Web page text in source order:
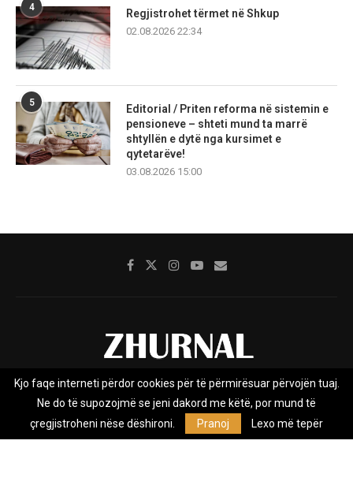
4
Regjistrohet tërmet në Shkup
02.08.2026 22:34
5
Editorial / Priten reforma në sistemin e
pensioneve – shteti mund ta marrë
shtyllën e dytë nga kursimet e
qytetarëve!
03.08.2026 15:00
Rreth nesh Impresumi Marketing
Privacy Policy
Zhurnal.mk është Agjenci e Lajmeve e pavarur, e themeluar në vitin
Kjo faqe interneti përdor cookies për të përmirësuar përvojën tuaj.
Ne do të supozojmë se jeni dakord me këtë, por mund të
çregjistroheni nëse dëshironi.
Pranoj Lexo më tepër